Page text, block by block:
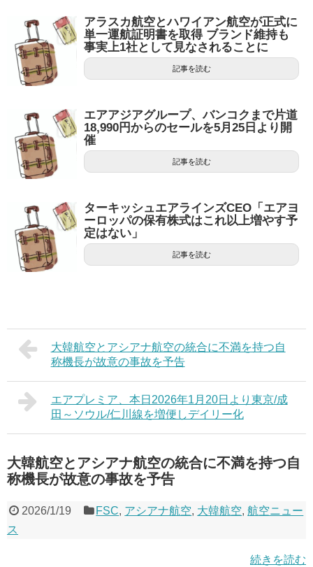
アラスカ航空とハワイアン航空が正式に
単一運航証明書を取得 ブランド維持も
事実上1社として見なされることに
記事を読む
エアアジアグループ、バンコクまで片道
18,990円からのセールを5月25日より開
催
記事を読む
ターキッシュエアラインズCEO「エアヨ
ーロッパの保有株式はこれ以上増やす予
定はない」
記事を読む
大韓航空とアシアナ航空の統合に不満を持つ自
称機長が故意の事故を予告
エアプレミア、本日2026年1月20日より東京/成
田～ソウル/仁川線を増便しデイリー化
大韓航空とアシアナ航空の統合に不満を持つ自
称機長が故意の事故を予告
2026/1/19 FSC, アシアナ航空, 大韓航空,航空ニュー
ス
続きを読む